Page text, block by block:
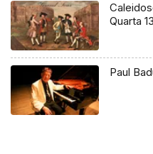
Quarta
Paul